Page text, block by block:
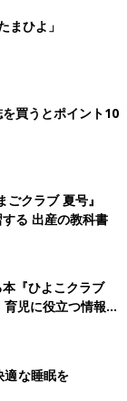
まひよ」
買うとポイント10
ごクラブ 夏号』
する 出産の教科書
『ひよこクラブ
児に役立つ情報が
適な睡眠を